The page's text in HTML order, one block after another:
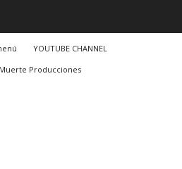
YOUTUBE CHANNEL
Producciones